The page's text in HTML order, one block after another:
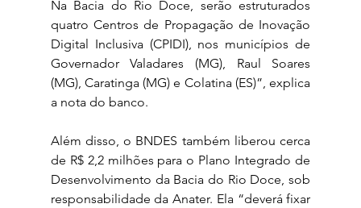
Na Bacia do Rio Doce, serão estruturados
quatro Centros de Propagação de Inovação
Digital Inclusiva (CPIDI), nos municípios de
Governador Valadares (MG), Raul Soares
(MG), Caratinga (MG) e Colatina (ES)”, explica
a nota do banco.
Além disso, o BNDES também liberou cerca
de R$ 2,2 milhões para o Plano Integrado de
Desenvolvimento da Bacia do Rio Doce, sob
responsabilidade da Anater. Ela “deverá fixar